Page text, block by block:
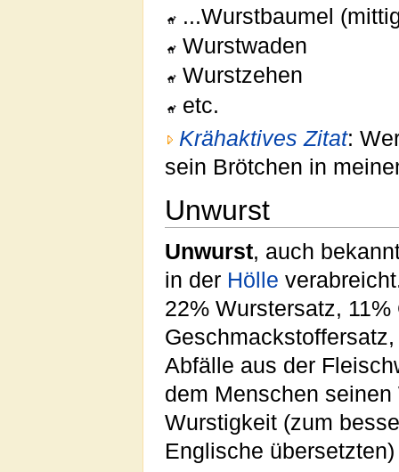
...Wurstbaumel
Wurstwaden
Wurstzehen
etc.
Krähaktives Zitat:
sein Brötchen in
Unwurst
Unwurst, auch
in der Hölle
22% Wurstersatz,
Abfälle aus der
dem Menschen
Wurstigkeit (zum
Englische